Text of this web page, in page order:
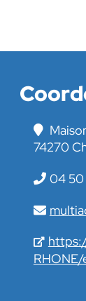
74270
04 50